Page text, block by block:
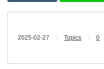
2025-02-27 Topics 0